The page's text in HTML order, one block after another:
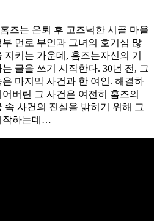
즈는 은퇴 후 고즈넉한 시골 마을
먼로 부인과 그녀의 호기심 많
키는 가운데, 홈즈는자신의 기
글을 쓰기 시작한다. 30년 전, 그
마지막 사건과 한 여인. 해결하
버린 그 사건은 여전히 홈즈의
속 사건의 진실을 밝히기 위해 그
작하는데…